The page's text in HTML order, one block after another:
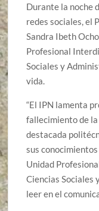
Durante la noche
redes sociales, el
Sandra Ibeth
Profesional
Sociales y
vida.
“El IPN lamenta
fallecimiento de
destacada
sus
Unidad
Ciencias Sociales
leer en el